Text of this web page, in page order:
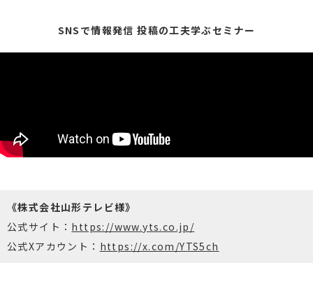
SNSで情報発信 投稿の工夫学ぶセミナー
《株式会社山形テレビ様》
公式サイト： https://www.yts.co.jp/
公式Xアカウント： https://x.com/YTS5ch